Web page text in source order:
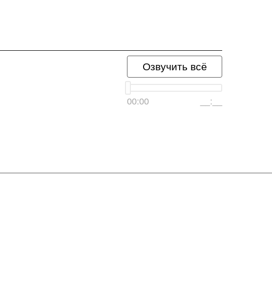
Озвучить всё
00:00 __:__